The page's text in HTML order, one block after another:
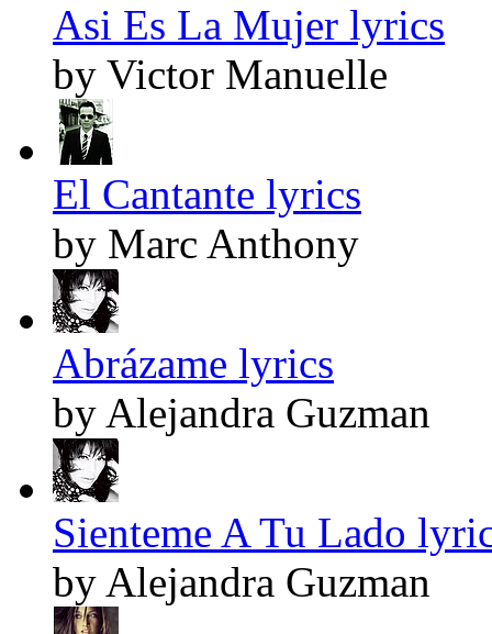
Asi Es La Mujer lyrics
by Victor Manuelle
El Cantante lyrics
by Marc Anthony
Abrázame lyrics
by Alejandra Guzman
Sienteme A Tu Lado
by Alejandra Guzman